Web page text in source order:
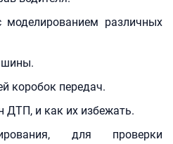
различных
коробок передач.
ДТП, и как их избежать.
для проверки